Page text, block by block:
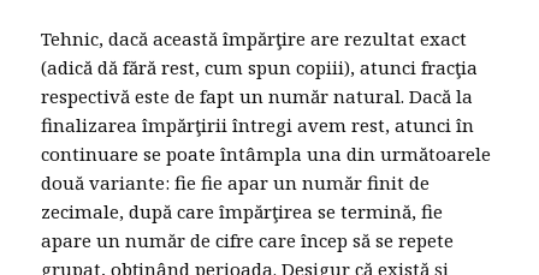
Tehnic, dacă această împărţire are rezultat exact
(adică dă fără rest, cum spun copiii), atunci fracţia
respectivă este de fapt un număr natural. Dacă la
finalizarea împărţirii întregi avem rest, atunci în
continuare se poate întâmpla una din următoarele
două variante: fie fie apar un număr finit de
zecimale, după care împărţirea se termină, fie
apare un număr de cifre care încep să se repete
grupat, obţinând perioada. Desigur că există şi